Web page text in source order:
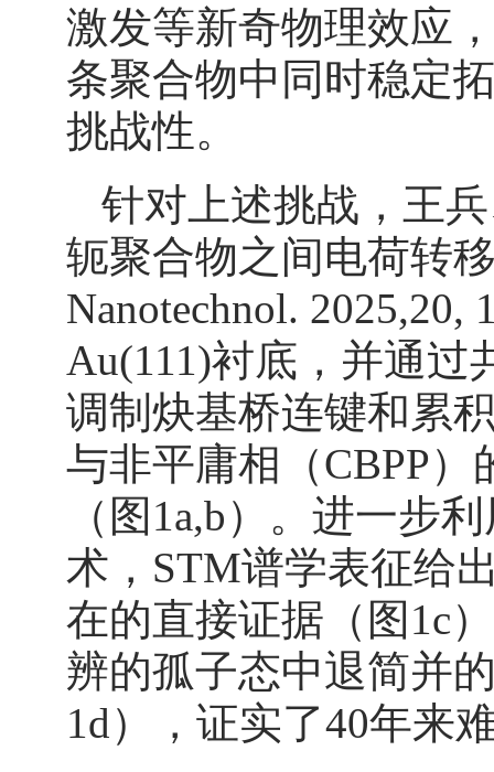
激发等新奇物理效应
条聚合物中同时稳定
挑战性。
针对上述挑战，王
轭聚合物之间电荷转
Nanotechnol.
Au(111)衬底，并通过
调制炔基桥连键和累
与非平庸相（CBPP
（图1a,b）。进一步
术，STM谱学表征给
在的直接证据（图1c
辨的孤子态中退简并
1d），证实了40年来